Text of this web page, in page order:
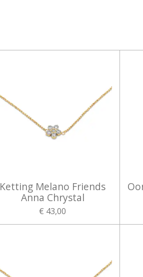
Ketting Melano Friends
Anna Chrystal
€ 43,00